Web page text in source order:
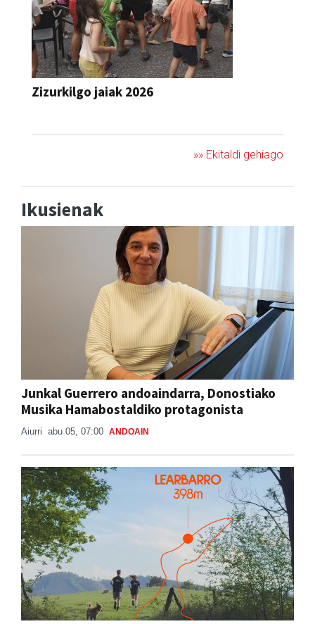
Zizurkilgo jaiak 2026
»» Ekitaldi gehiago
Ikusienak
Junkal Guerrero andoaindarra, Donostiako
Musika Hamabostaldiko protagonista
Aiurri abu 05, 07:00 ANDOAIN